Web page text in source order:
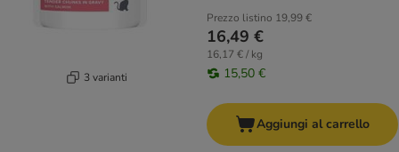
3 varianti
Prezzo listino 19,99 €
16,49 €
16,17 € / kg
15,50 €
Aggiungi al carrello